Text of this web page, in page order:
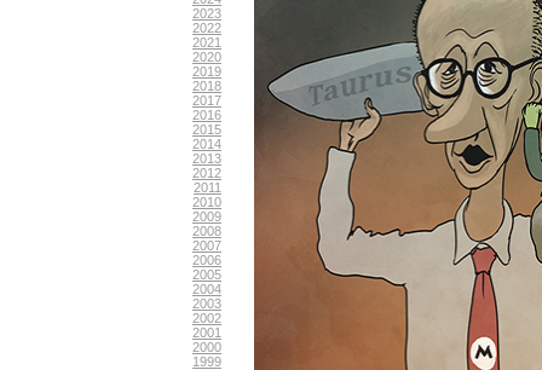
2023
2022
2021
2020
2019
2018
2017
2016
2015
2014
2013
2012
2011
2010
2009
2008
2007
2006
2005
2004
2003
2002
2001
2000
1999